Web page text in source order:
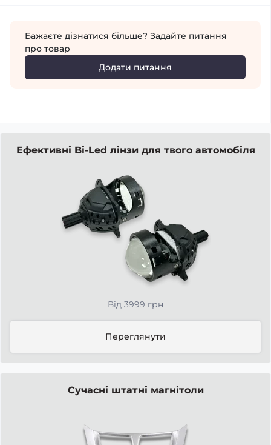
Бажаєте дізнатися більше? Задайте питання
про товар
Додати питання
Ефективні Bi-Led лінзи для твого автомобіля
Від 3999 грн
Переглянути
Сучасні штатні магнітоли